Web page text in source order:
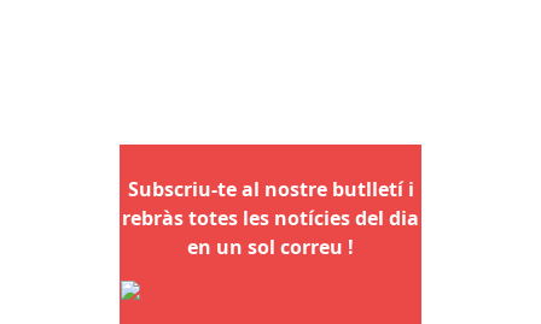
Subscriu-te al nostre butlletí i
rebràs totes les notícies del dia
en un sol correu !